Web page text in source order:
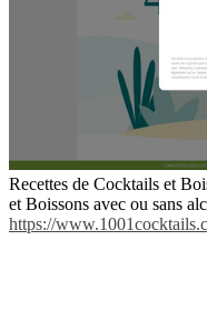
Recettes de Cocktails et
et Boissons avec ou sans
https://